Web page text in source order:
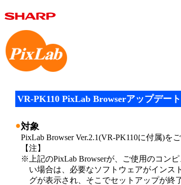
VR-PK110 PixLab Browserアップデー
●対象
PixLab Browser Ver.2.1(VR-PK110に付属)を
【注】
※ 上記のPixLab Browserが、ご使用のコン
い場合は、必要なソフトウェアがインス
グが表示され、そこでセットアップが終